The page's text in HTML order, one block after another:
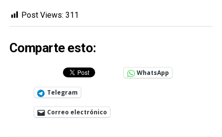
Post Views: 311
Comparte esto:
WhatsApp
Telegram
Correo electrónico